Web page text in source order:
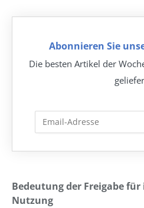
Abonnieren Sie
Die besten Artikel der
Bedeutung der Freigabe
Nutzung